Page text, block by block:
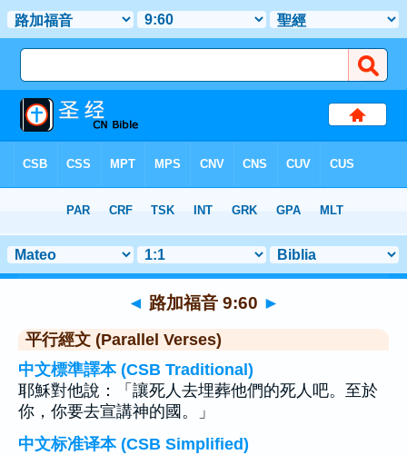
> 聖經金句 60
◄ 路加福音 9:60 ►
平行經文 (Parallel Verses)
中文標準譯本 (CSB Traditional)
耶穌對他說：「讓死人去埋葬他們的死人吧。至於
你，你要去宣講神的國。」
中文标准译本 (CSB Simplified)